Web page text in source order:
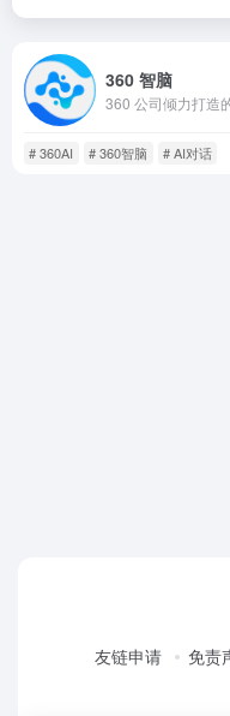
360 智脑
360 公司倾力打造
# 360AI # 360智脑 # AI对话
友链申请 免责